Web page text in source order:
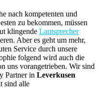
nach kompetenten und
zu bekommen, müssen
klingende Lautsprecher
Aber es geht um mehr,
Service durch unsere
folgend wird auch die
uns vorangetrieben. Wir sind
Partner in Leverkusen
sind alle